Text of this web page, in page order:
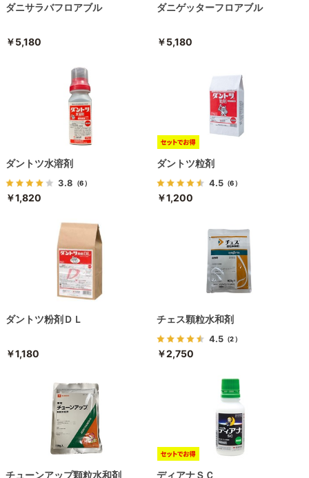
ダニサラバフロアブル
￥5,180
ダニゲッターフロアブル
￥5,180
ダントツ水溶剤
3.8 （6）
￥1,820
ダントツ粒剤
4.5（6）
￥1,200
ダントツ粉剤ＤＬ
￥1,180
チェス顆粒水和剤
4.5（2）
￥2,750
チューンアップ顆粒水和剤 ディアナＳＣ